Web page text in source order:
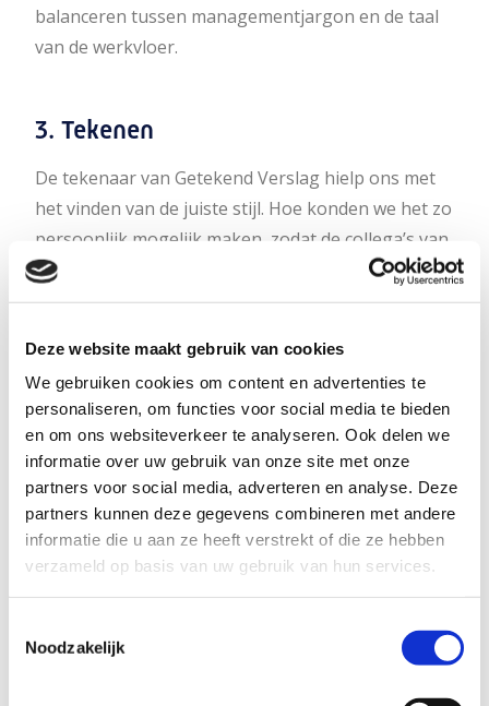
Deze website maakt gebruik van cookies
We gebruiken cookies om content en advertenties te
personaliseren, om functies voor social media te bieden
en om ons websiteverkeer te analyseren. Ook delen we
informatie over uw gebruik van onze site met onze
partners voor social media, adverteren en analyse. Deze
partners kunnen deze gegevens combineren met andere
informatie die u aan ze heeft verstrekt of die ze hebben
verzameld op basis van uw gebruik van hun services.
Noodzakelijk
balanceren tussen managementjargon en de taal
van de werkvloer.
3. Tekenen
De tekenaar van Getekend Verslag hielp ons met
het vinden van de juiste stijl. Hoe konden we het zo
persoonlijk mogelijk maken, zodat de collega’s van
Stadsbeheer zichzelf en de stad erin zouden
herkennen?
4. Testen
De schets van de praatplaat toetsten we bij een
testpanel; een groep medewerkers die een
afspiegeling is van de organisatie. We vroegen
naar de eerste indruk, de begrijpelijkheid van de
teksten en of de plaatjes passen bij Stadsbeheer.
5. Faciliteren